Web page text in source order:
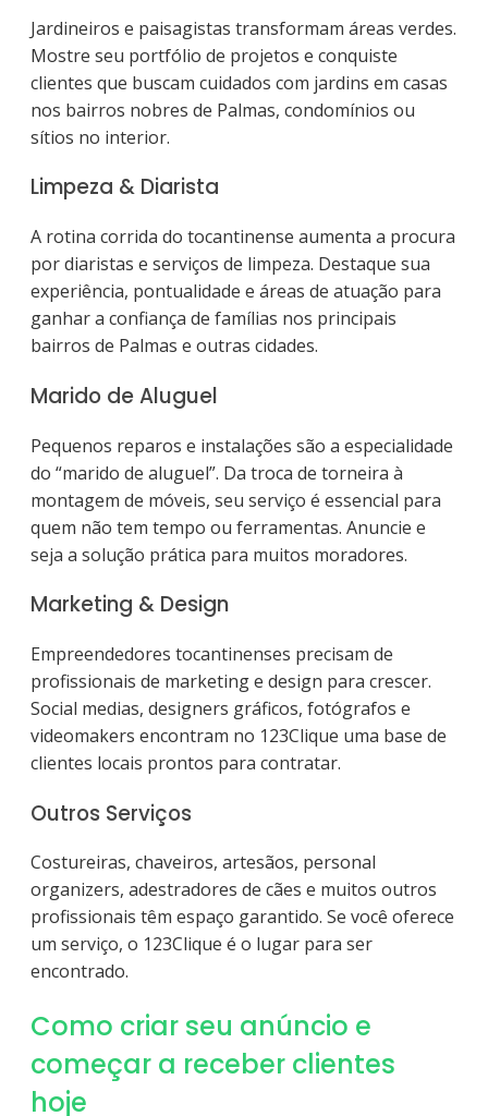
Jardineiros e paisagistas transformam áreas verdes.
Mostre seu portfólio de projetos e conquiste
clientes que buscam cuidados com jardins em casas
nos bairros nobres de Palmas, condomínios ou
sítios no interior.
Limpeza & Diarista
A rotina corrida do tocantinense aumenta a procura
por diaristas e serviços de limpeza. Destaque sua
experiência, pontualidade e áreas de atuação para
ganhar a confiança de famílias nos principais
bairros de Palmas e outras cidades.
Marido de Aluguel
Pequenos reparos e instalações são a especialidade
do “marido de aluguel”. Da troca de torneira à
montagem de móveis, seu serviço é essencial para
quem não tem tempo ou ferramentas. Anuncie e
seja a solução prática para muitos moradores.
Marketing & Design
Empreendedores tocantinenses precisam de
profissionais de marketing e design para crescer.
Social medias, designers gráficos, fotógrafos e
videomakers encontram no 123Clique uma base de
clientes locais prontos para contratar.
Outros Serviços
Costureiras, chaveiros, artesãos, personal
organizers, adestradores de cães e muitos outros
profissionais têm espaço garantido. Se você oferece
um serviço, o 123Clique é o lugar para ser
encontrado.
Como criar seu anúncio e
começar a receber clientes
hoje